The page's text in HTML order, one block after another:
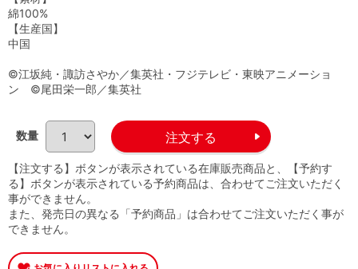
綿100%
【生産国】
中国
©江坂純・諏訪さやか／集英社・フジテレビ・東映アニメーショ
ン ©尾田栄一郎／集英社
数量
【注文する】ボタンが表示されている在庫販売商品と、【予約す
る】ボタンが表示されている予約商品は、合わせてご注文いただく
事ができません。
また、発売日の異なる「予約商品」は合わせてご注文いただく事が
できません。